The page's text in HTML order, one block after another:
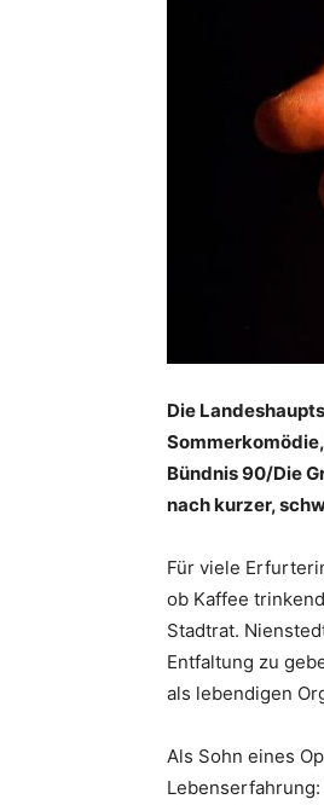
Die
Bündnis 90/Die
nach kurzer,
Für viele
ob Kaffee
Stadtrat.
Entfaltung zu
als lebendigen
Als Sohn eines